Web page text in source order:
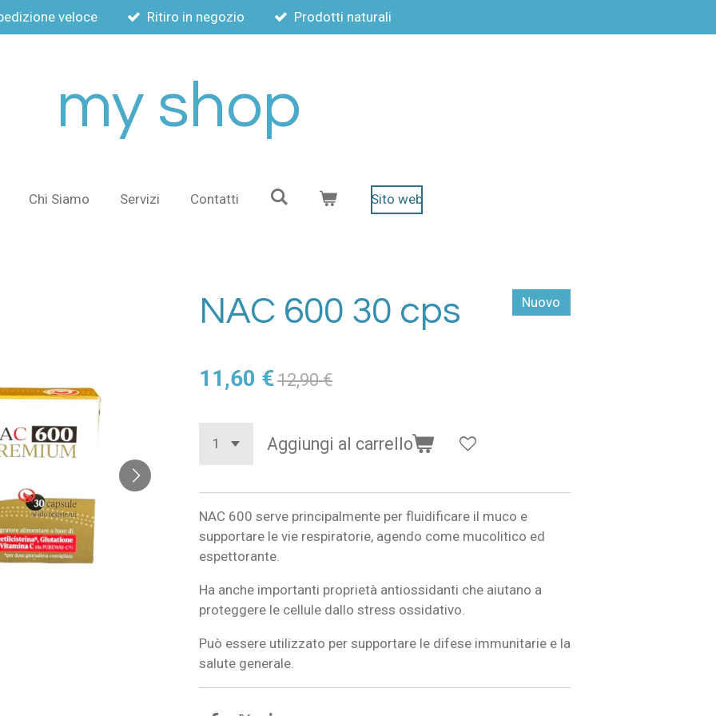
veloce Ritiro in negozio Prodotti naturali
my shop
Chi Siamo Servizi Contatti Sito web
NAC 600 30 cps Nuovo
11,60 € 12,90 €
Aggiungi al carrello
NAC 600 serve principalmente per fluidificare il muco e
supportare le vie respiratorie, agendo come mucolitico ed
espettorante.
Ha anche importanti proprietà antiossidanti che aiutano a
proteggere le cellule dallo stress ossidativo.
Può essere utilizzato per supportare le difese immunitarie e la
salute generale.